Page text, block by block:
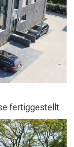
fertiggestellt